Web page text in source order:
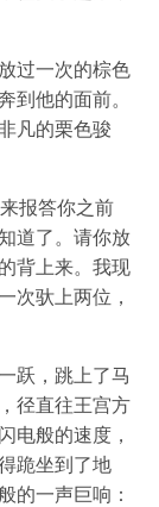
过一次的棕色
到他的面前。
凡的栗色骏
报答你之前
道了。请你放
背上来。我现
次驮上两位，
跃，跳上了马
径直往王宫方
电般的速度，
跪坐到了地
的一声巨响：